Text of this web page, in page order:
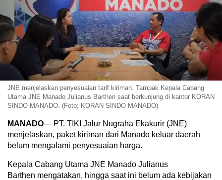
JNE menjelaskan penyesuaian tarif kiriman. Tampak Kepala Cabang
Utama JNE Manado Julianus Barthen saat berkunjung di kantor KORAN
SINDO MANADO. (Foto; KORAN SINDO MANADO)
MANADO— PT. TIKI Jalur Nugraha Ekakurir (JNE)
menjelaskan, paket kiriman dari Manado keluar daerah
belum mengalami penyesuaian harga.
Kepala Cabang Utama JNE Manado Julianus
Barthen mengatakan, hingga saat ini belum ada kebijakan